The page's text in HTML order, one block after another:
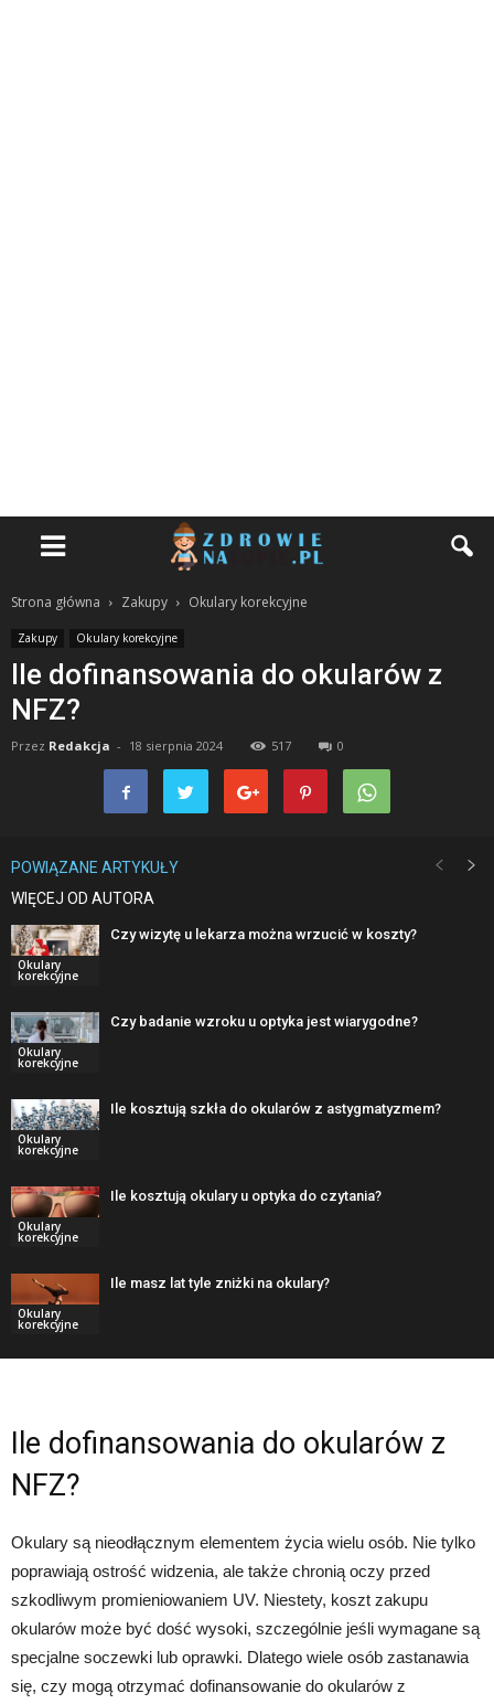
Strona główna Zakupy Okulary korekcyjne
Zakupy Okulary korekcyjne
Ile dofinansowania do okularów z
NFZ?
Przez Redakcja - 18 sierpnia 2024 517 0
POWIĄZANE ARTYKUŁY
WIĘCEJ OD AUTORA
Okulary
korekcyjne
Czy wizytę u lekarza można wrzucić w koszty?
Okulary
korekcyjne
Czy badanie wzroku u optyka jest wiarygodne?
Okulary
korekcyjne
Ile kosztują szkła do okularów z astygmatyzmem?
Okulary
korekcyjne
Ile kosztują okulary u optyka do czytania?
Okulary
korekcyjne
Ile masz lat tyle zniżki na okulary?
Ile dofinansowania do okularów z
NFZ?
Okulary są nieodłącznym elementem życia wielu osób. Nie tylko
poprawiają ostrość widzenia, ale także chronią oczy przed
szkodliwym promieniowaniem UV. Niestety, koszt zakupu
okularów może być dość wysoki, szczególnie jeśli wymagane są
specjalne soczewki lub oprawki. Dlatego wiele osób zastanawia
się, czy mogą otrzymać dofinansowanie do okularów z